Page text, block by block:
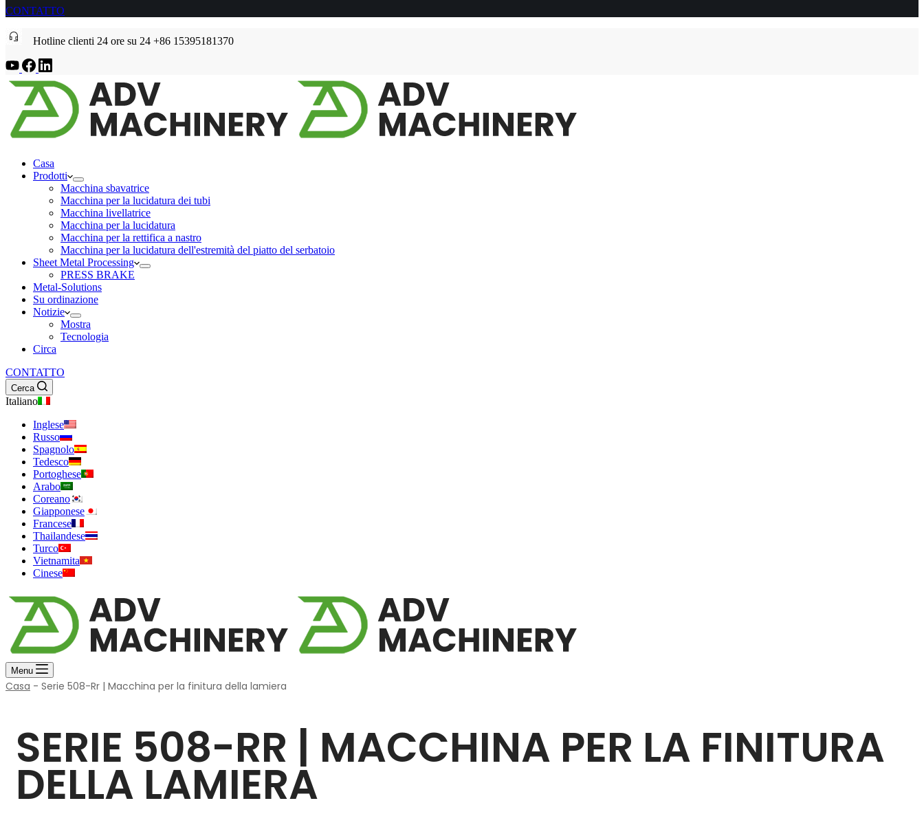
CONTATTO
Hotline clienti 24 ore su 24 +86 15395181370
Casa
Prodotti
Macchina sbavatrice
Macchina per la lucidatura dei tubi
Macchina livellatrice
Macchina per la lucidatura
Macchina per la rettifica a nastro
Macchina per la lucidatura dell'estremità del piatto del serbatoio
Sheet Metal Processing
PRESS BRAKE
Metal-Solutions
Su ordinazione
Notizie
Mostra
Tecnologia
Circa
CONTATTO
Cerca
Italiano
Inglese
Russo
Spagnolo
Tedesco
Portoghese
Arabo
Coreano
Giapponese
Francese
Thailandese
Turco
Vietnamita
Cinese
Menu
Casa - Serie 508-Rr | Macchina per la finitura della lamiera
SERIE 508-RR | MACCHINA PER LA FINITURA
DELLA LAMIERA